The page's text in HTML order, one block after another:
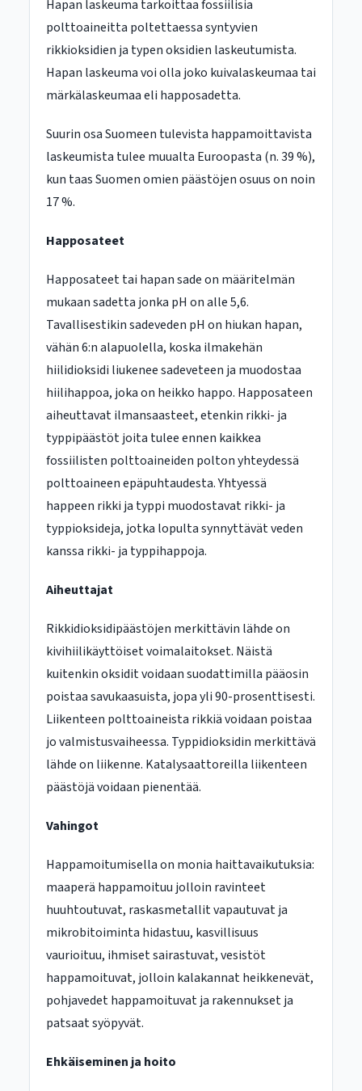
Hapan laskeuma tarkoittaa fossiilisia
polttoaineitta poltettaessa syntyvien
rikkioksidien ja typen oksidien laskeutumista.
Hapan laskeuma voi olla joko kuivalaskeumaa tai
märkälaskeumaa eli happosadetta.
Suurin osa Suomeen tulevista happamoittavista
laskeumista tulee muualta Euroopasta (n. 39 %),
kun taas Suomen omien päästöjen osuus on noin
17 %.
Happosateet
Happosateet tai hapan sade on määritelmän
mukaan sadetta jonka pH on alle 5,6.
Tavallisestikin sadeveden pH on hiukan hapan,
vähän 6:n alapuolella, koska ilmakehän
hiilidioksidi liukenee sadeveteen ja muodostaa
hiilihappoa, joka on heikko happo. Happosateen
aiheuttavat ilmansaasteet, etenkin rikki- ja
typpipäästöt joita tulee ennen kaikkea
fossiilisten polttoaineiden polton yhteydessä
polttoaineen epäpuhtaudesta. Yhtyessä
happeen rikki ja typpi muodostavat rikki- ja
typpioksideja, jotka lopulta synnyttävät veden
kanssa rikki- ja typpihappoja.
Aiheuttajat
Rikkidioksidipäästöjen merkittävin lähde on
kivihiilikäyttöiset voimalaitokset. Näistä
kuitenkin oksidit voidaan suodattimilla pääosin
poistaa savukaasuista, jopa yli 90-prosenttisesti.
Liikenteen polttoaineista rikkiä voidaan poistaa
jo valmistusvaiheessa. Typpidioksidin merkittävä
lähde on liikenne. Katalysaattoreilla liikenteen
päästöjä voidaan pienentää.
Vahingot
Happamoitumisella on monia haittavaikutuksia:
maaperä happamoituu jolloin ravinteet
huuhtoutuvat, raskasmetallit vapautuvat ja
mikrobitoiminta hidastuu, kasvillisuus
vaurioituu, ihmiset sairastuvat, vesistöt
happamoituvat, jolloin kalakannat heikkenevät,
pohjavedet happamoituvat ja rakennukset ja
patsaat syöpyvät.
Ehkäiseminen ja hoito